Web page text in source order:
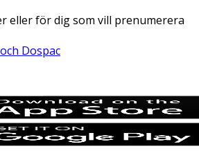
eller för dig som vill prenumerera
Dospac